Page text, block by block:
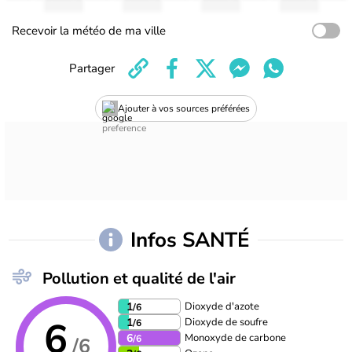
Recevoir la météo de ma ville
Ajouter à vos sources préférées
Partager
Infos SANTÉ
Pollution et qualité de l'air
6
1/6 Dioxyde d'azote
1/6 Dioxyde de soufre
6/6 Monoxyde de carbone